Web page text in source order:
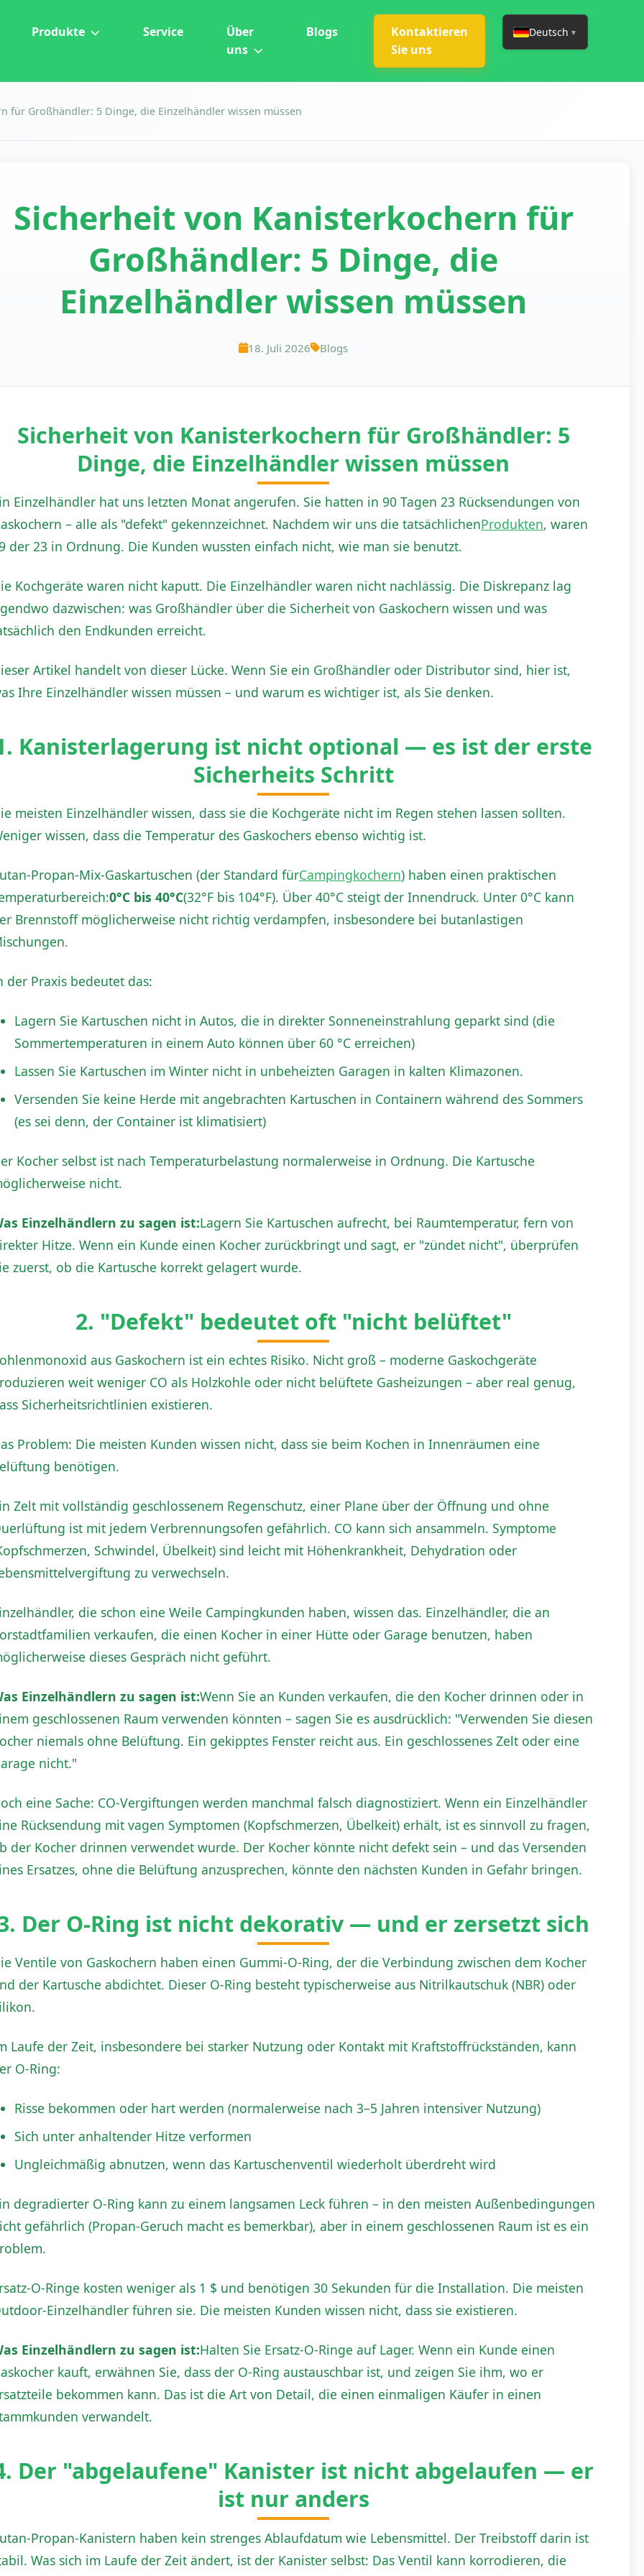
Produkte Service
Über
uns
Blogs
Kontaktieren
Sie uns
Deutsch ▼
für Großhändler: 5 Dinge, die Einzelhändler wissen müssen
Sicherheit von Kanisterkochern für
Großhändler: 5 Dinge, die
Einzelhändler wissen müssen
18. Juli 2026 Blogs
Sicherheit von Kanisterkochern für Großhändler: 5
Dinge, die Einzelhändler wissen müssen
Einzelhändler hat uns letzten Monat angerufen. Sie hatten in 90 Tagen 23 Rücksendungen von
– alle als "defekt" gekennzeichnet. Nachdem wir uns die tatsächlichenProdukten, waren
der 23 in Ordnung. Die Kunden wussten einfach nicht, wie man sie benutzt.
Kochgeräte waren nicht kaputt. Die Einzelhändler waren nicht nachlässig. Die Diskrepanz lag
dazwischen: was Großhändler über die Sicherheit von Gaskochern wissen und was
den Endkunden erreicht.
Artikel handelt von dieser Lücke. Wenn Sie ein Großhändler oder Distributor sind, hier ist,
Ihre Einzelhändler wissen müssen – und warum es wichtiger ist, als Sie denken.
Kanisterlagerung ist nicht optional — es ist der erste
Sicherheits Schritt
meisten Einzelhändler wissen, dass sie die Kochgeräte nicht im Regen stehen lassen sollten.
wissen, dass die Temperatur des Gaskochers ebenso wichtig ist.
Propan-Mix-Gaskartuschen (der Standard fürCampingkochern) haben einen praktischen
0°C bis 40°C(32°F bis 104°F). Über 40°C steigt der Innendruck. Unter 0°C kann
Brennstoff möglicherweise nicht richtig verdampfen, insbesondere bei butanlastigen
der Praxis bedeutet das:
Lagern Sie Kartuschen nicht in Autos, die in direkter Sonneneinstrahlung geparkt sind (die
Sommertemperaturen in einem Auto können über 60 °C erreichen)
Lassen Sie Kartuschen im Winter nicht in unbeheizten Garagen in kalten Klimazonen.
Versenden Sie keine Herde mit angebrachten Kartuschen in Containern während des Sommers
(es sei denn, der Container ist klimatisiert)
Kocher selbst ist nach Temperaturbelastung normalerweise in Ordnung. Die Kartusche
nicht.
Einzelhändlern zu sagen ist:Lagern Sie Kartuschen aufrecht, bei Raumtemperatur, fern von
Hitze. Wenn ein Kunde einen Kocher zurückbringt und sagt, er "zündet nicht", überprüfen
zuerst, ob die Kartusche korrekt gelagert wurde.
2. "Defekt" bedeutet oft "nicht belüftet"
aus Gaskochern ist ein echtes Risiko. Nicht groß – moderne Gaskochgeräte
weit weniger CO als Holzkohle oder nicht belüftete Gasheizungen – aber real genug,
Sicherheitsrichtlinien existieren.
Problem: Die meisten Kunden wissen nicht, dass sie beim Kochen in Innenräumen eine
benötigen.
Zelt mit vollständig geschlossenem Regenschutz, einer Plane über der Öffnung und ohne
ist mit jedem Verbrennungsofen gefährlich. CO kann sich ansammeln. Symptome
Schwindel, Übelkeit) sind leicht mit Höhenkrankheit, Dehydration oder
zu verwechseln.
die schon eine Weile Campingkunden haben, wissen das. Einzelhändler, die an
verkaufen, die einen Kocher in einer Hütte oder Garage benutzen, haben
dieses Gespräch nicht geführt.
Einzelhändlern zu sagen ist:Wenn Sie an Kunden verkaufen, die den Kocher drinnen oder in
geschlossenen Raum verwenden könnten – sagen Sie es ausdrücklich: "Verwenden Sie diesen
niemals ohne Belüftung. Ein gekipptes Fenster reicht aus. Ein geschlossenes Zelt oder eine
nicht."
eine Sache: CO-Vergiftungen werden manchmal falsch diagnostiziert. Wenn ein Einzelhändler
Rücksendung mit vagen Symptomen (Kopfschmerzen, Übelkeit) erhält, ist es sinnvoll zu fragen,
der Kocher drinnen verwendet wurde. Der Kocher könnte nicht defekt sein – und das Versenden
Ersatzes, ohne die Belüftung anzusprechen, könnte den nächsten Kunden in Gefahr bringen.
Der O-Ring ist nicht dekorativ — und er zersetzt sich
Ventile von Gaskochern haben einen Gummi-O-Ring, der die Verbindung zwischen dem Kocher
der Kartusche abdichtet. Dieser O-Ring besteht typischerweise aus Nitrilkautschuk (NBR) oder
Laufe der Zeit, insbesondere bei starker Nutzung oder Kontakt mit Kraftstoffrückständen, kann
O-Ring:
Risse bekommen oder hart werden (normalerweise nach 3–5 Jahren intensiver Nutzung)
Sich unter anhaltender Hitze verformen
Ungleichmäßig abnutzen, wenn das Kartuschenventil wiederholt überdreht wird
degradierter O-Ring kann zu einem langsamen Leck führen – in den meisten Außenbedingungen
gefährlich (Propan-Geruch macht es bemerkbar), aber in einem geschlossenen Raum ist es ein
O-Ringe kosten weniger als 1 $ und benötigen 30 Sekunden für die Installation. Die meisten
Einzelhändler führen sie. Die meisten Kunden wissen nicht, dass sie existieren.
Einzelhändlern zu sagen ist:Halten Sie Ersatz-O-Ringe auf Lager. Wenn ein Kunde einen
kauft, erwähnen Sie, dass der O-Ring austauschbar ist, und zeigen Sie ihm, wo er
bekommen kann. Das ist die Art von Detail, die einen einmaligen Käufer in einen
verwandelt.
Der "abgelaufene" Kanister ist nicht abgelaufen — er
ist nur anders
Propan-Kanistern haben kein strenges Ablaufdatum wie Lebensmittel. Der Treibstoff darin ist
Was sich im Laufe der Zeit ändert, ist der Kanister selbst: Das Ventil kann korrodieren, die